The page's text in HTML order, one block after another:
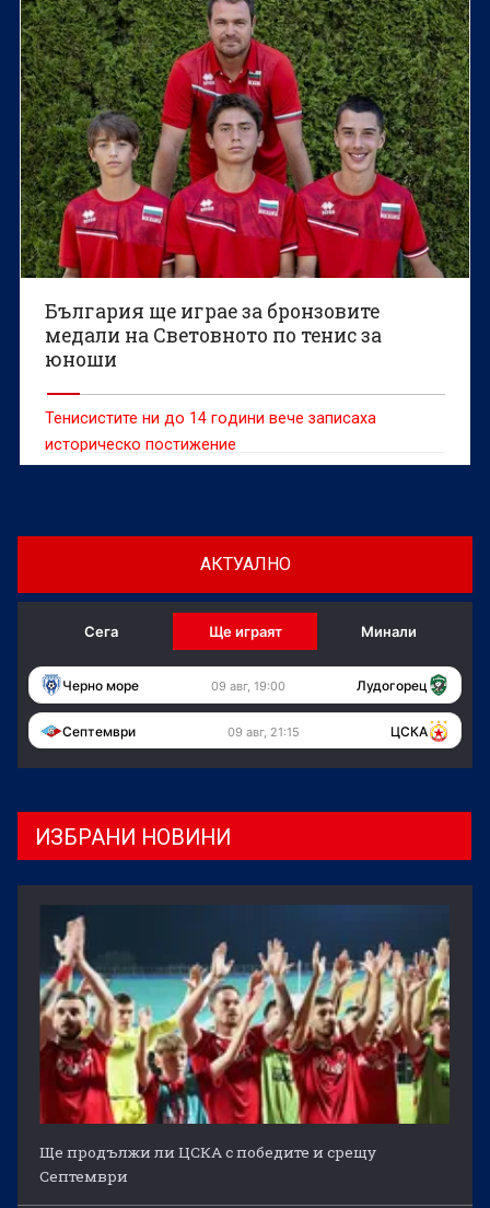
България ще играе за бронзовите
медали на Световното по тенис за
юноши
Тенисистите ни до 14 години вече записаха
историческо постижение
АКТУАЛНО
Сега Ще играят Минали
Черно море 09 авг, 19:00 Лудогорец
Септември 09 авг, 21:15 ЦСКА
ИЗБРАНИ НОВИНИ
Ще продължи ли ЦСКА с победите и срещу
Септември